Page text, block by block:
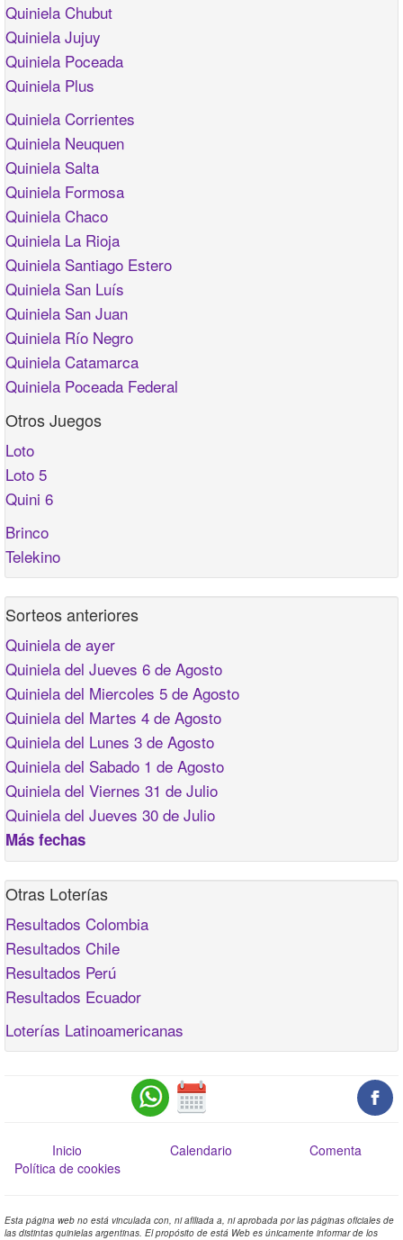
Quiniela Chubut
Quiniela Jujuy
Quiniela Poceada
Quiniela Plus
Quiniela Corrientes
Quiniela Neuquen
Quiniela Salta
Quiniela Formosa
Quiniela Chaco
Quiniela La Rioja
Quiniela Santiago Estero
Quiniela San Luís
Quiniela San Juan
Quiniela Río Negro
Quiniela Catamarca
Quiniela Poceada Federal
Otros Juegos
Loto
Loto 5
Quini 6
Brinco
Telekino
Sorteos anteriores
Quiniela de ayer
Quiniela del Jueves 6 de Agosto
Quiniela del Miercoles 5 de Agosto
Quiniela del Martes 4 de Agosto
Quiniela del Lunes 3 de Agosto
Quiniela del Sabado 1 de Agosto
Quiniela del Viernes 31 de Julio
Quiniela del Jueves 30 de Julio
Más fechas
Otras Loterías
Resultados Colombia
Resultados Chile
Resultados Perú
Resultados Ecuador
Loterías Latinoamericanas
Inicio Calendario
Comenta
Política de cookies
Esta página web no está vinculada con, ni afiliada a, ni aprobada por las páginas oficiales de
las distintas quinielas argentinas. El propósito de está Web es únicamente informar de los